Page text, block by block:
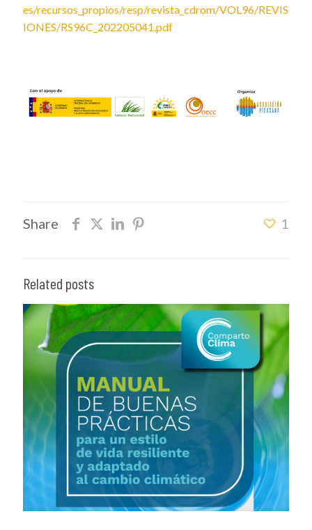
es/recursos_propios/resp/revista_cdrom/VOL96/REVIS
IONES/RS96C_202205041.pdf
Share 1
Related posts